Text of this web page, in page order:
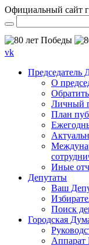
Официальный сайт
vk
Председатель
О
Личный
План
Иные
Депутаты
Ваш
Поиск
Городская
Аппарат